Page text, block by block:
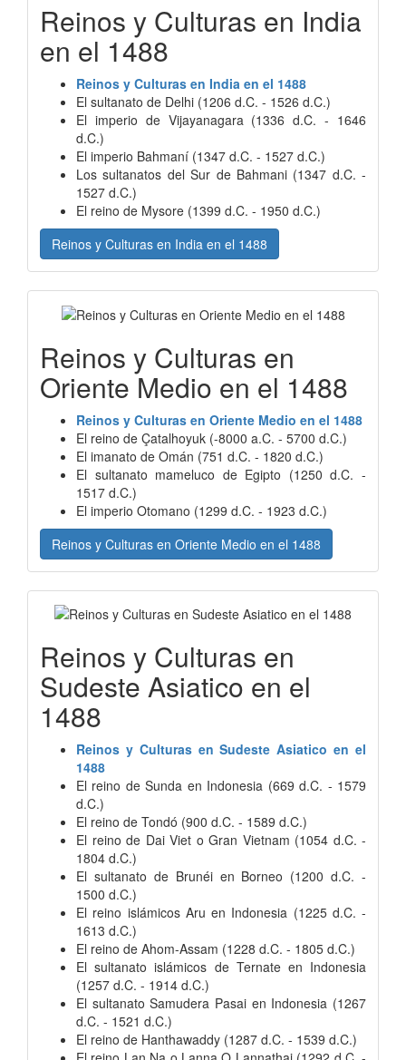
Reinos y Culturas en India
en el 1488
Reinos y Culturas en India en el 1488
El sultanato de Delhi (1206 d.C. - 1526 d.C.)
El imperio de Vijayanagara (1336 d.C. - 1646
d.C.)
El imperio Bahmaní (1347 d.C. - 1527 d.C.)
Los sultanatos del Sur de Bahmani (1347 d.C. -
1527 d.C.)
El reino de Mysore (1399 d.C. - 1950 d.C.)
Reinos y Culturas en India en el 1488
Reinos y Culturas en
Oriente Medio en el 1488
Reinos y Culturas en Oriente Medio en el 1488
El reino de Çatalhoyuk (-8000 a.C. - 5700 d.C.)
El imanato de Omán (751 d.C. - 1820 d.C.)
El sultanato mameluco de Egipto (1250 d.C. -
1517 d.C.)
El imperio Otomano (1299 d.C. - 1923 d.C.)
Reinos y Culturas en Oriente Medio en el 1488
Reinos y Culturas en
Sudeste Asiatico en el
1488
Reinos y Culturas en Sudeste Asiatico en el
1488
El reino de Sunda en Indonesia (669 d.C. - 1579
d.C.)
El reino de Tondó (900 d.C. - 1589 d.C.)
El reino de Dai Viet o Gran Vietnam (1054 d.C. -
1804 d.C.)
El sultanato de Brunéi en Borneo (1200 d.C. -
1500 d.C.)
El reino islámicos Aru en Indonesia (1225 d.C. -
1613 d.C.)
El reino de Ahom-Assam (1228 d.C. - 1805 d.C.)
El sultanato islámicos de Ternate en Indonesia
(1257 d.C. - 1914 d.C.)
El sultanato Samudera Pasai en Indonesia (1267
d.C. - 1521 d.C.)
El reino de Hanthawaddy (1287 d.C. - 1539 d.C.)